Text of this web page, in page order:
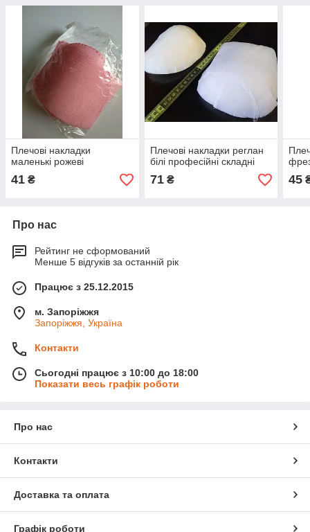
Плечові накладки
маленькі рожеві
41 ₴
Плечові накладки реглан
білі професійні складні
71₴ 45
Про нас
Рейтинг не сформований
Менше 5 відгуків за останній рік
Працює з 25.12.2015
м. Запоріжжя
Запоріжжя, Україна
Контакти
Сьогодні працює з 10:00 до 18:00
Показати весь графік роботи
Про нас
Контакти
Доставка та оплата
Графік роботи